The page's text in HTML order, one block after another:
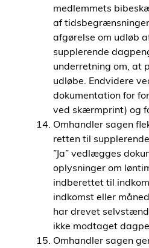
medlemmets
af
afgørelse om udløb
supplerende
underretning om, at
udløbe. Endvidere
dokumentation for
ved skærmprint) og
Omhandler sagen
retten til
”Ja” vedlægges
oplysninger om
indberettet til
indkomst eller
har drevet
ikke modtaget
Omhandler sagen